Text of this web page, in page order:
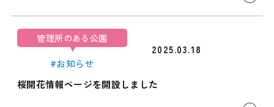
管理所のある公園
#お知らせ
2025.03.18
桜開花情報ページを開設しました